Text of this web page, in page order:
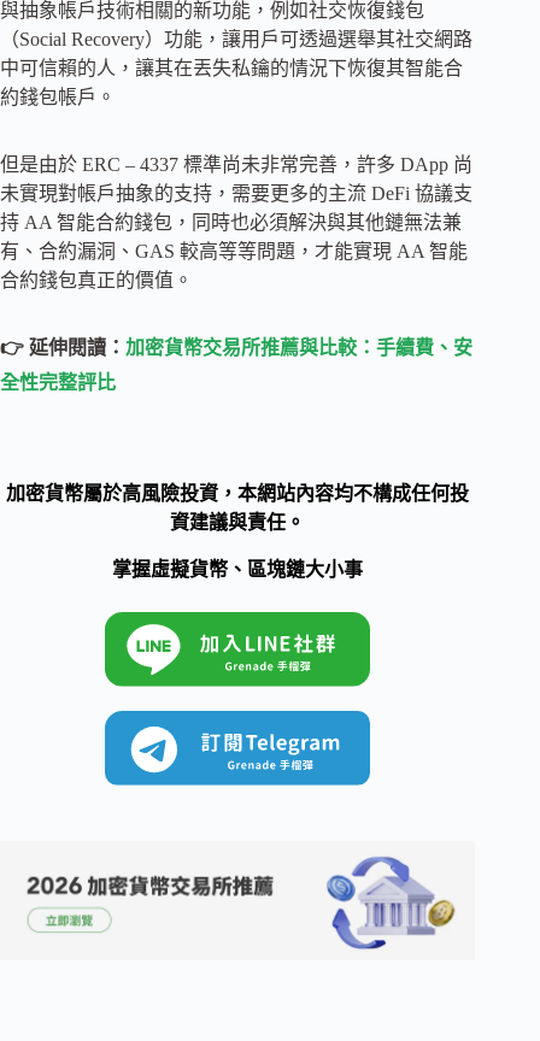
與抽象帳戶技術相關的新功能，例如社交恢復錢包
（Social Recovery）功能，讓用戶可透過選舉其社交網路
中可信賴的人，讓其在丟失私鑰的情況下恢復其智能合
約錢包帳戶。
但是由於 ERC – 4337 標準尚未非常完善，許多 DApp 尚
未實現對帳戶抽象的支持，需要更多的主流 DeFi 協議支
持 AA 智能合約錢包，同時也必須解決與其他鏈無法兼
有、合約漏洞、GAS 較高等等問題，才能實現 AA 智能
合約錢包真正的價值。
👉 延伸閱讀： 加密貨幣交易所推薦與比較：手續費、安
全性完整評比
加密貨幣屬於高風險投資，本網站內容均不構成任何投
資建議與責任。
掌握虛擬貨幣、區塊鏈大小事